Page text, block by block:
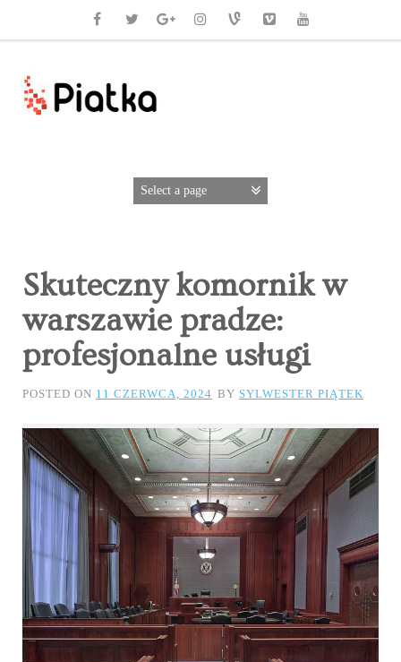
Skuteczny komornik w
warszawie pradze:
profesjonalne usługi
POSTED ON 11 CZERWCA, 2024 BY SYLWESTER PIĄTEK